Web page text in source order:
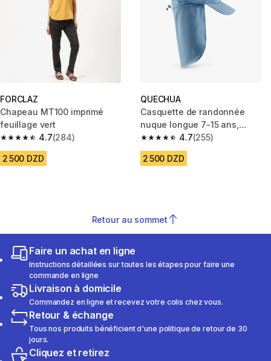
FORCLAZ
Chapeau MT100 imprimé
feuillage vert
4.7
4.7 out of 5 stars from 284 reviews
(284)
2 500 DZD
QUECHUA
Casquette de randonnée
nuque longue 7-15 ans,
MH900 bleue
4.7
4.7 out of 5 stars from 255
(255)
2 500 DZD
Retour au sommet
Faire un achat en ligne
Instructions détaillées sur toutes les étapes pour faire une
commande en ligne
Livraison à domicile
Commandez en ligne et recevez votre colis chez vous.
Retour & échange
Tous nos produits bénéficient d'une politique de retour de 30
jours.
Cliquez et retirez